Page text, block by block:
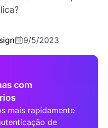
9/5/2023
com
mais rapidamente
de